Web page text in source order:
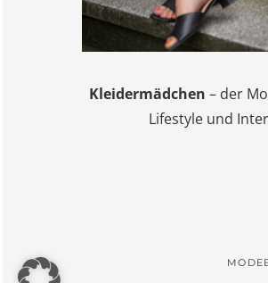
Kleidermädchen – der
Lifestyle und